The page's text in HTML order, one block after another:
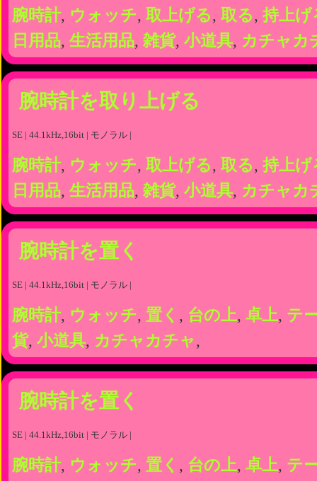
腕時計, ウォッチ, 取上げる, 取る, 持上げ
日用品, 生活用品, 雑貨, 小道具, カチャカ
腕時計を取り上げる
SE | 44.1kHz,16bit | モノラル |
腕時計, ウォッチ, 取上げる, 取る, 持上げ
日用品, 生活用品, 雑貨, 小道具, カチャカ
腕時計を置く
SE | 44.1kHz,16bit | モノラル |
腕時計, ウォッチ, 置く , 台の上, 卓上, テ
貨, 小道具, カチャカチャ,
腕時計を置く
SE | 44.1kHz,16bit | モノラル |
腕時計, ウォッチ, 置く , 台の上, 卓上, テ